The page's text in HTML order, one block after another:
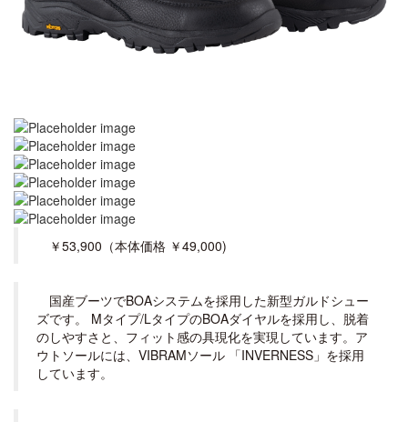
￥53,900（本体価格 ￥49,000)
国産ブーツでBOAシステムを採用した新型ガルドシュー
ズです。 Mタイプ/LタイプのBOAダイヤルを採用し、脱着
のしやすさと、フィット感の具現化を実現しています。ア
ウトソールには、VIBRAMソール 「INVERNESS」を採用
しています。